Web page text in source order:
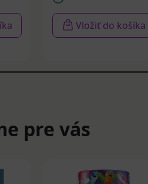
Vložiť do košíka
pre vás